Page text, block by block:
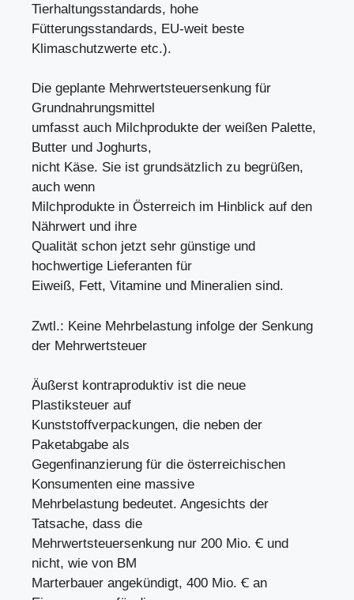
Tierhaltungsstandards, hohe
Fütterungsstandards, EU-weit beste
Klimaschutzwerte etc.).
Die geplante Mehrwertsteuersenkung für
Grundnahrungsmittel
umfasst auch Milchprodukte der weißen Palette,
Butter und Joghurts,
nicht Käse. Sie ist grundsätzlich zu begrüßen,
auch wenn
Milchprodukte in Österreich im Hinblick auf den
Nährwert und ihre
Qualität schon jetzt sehr günstige und
hochwertige Lieferanten für
Eiweiß, Fett, Vitamine und Mineralien sind.
Zwtl.: Keine Mehrbelastung infolge der Senkung
der Mehrwertsteuer
Äußerst kontraproduktiv ist die neue
Plastiksteuer auf
Kunststoffverpackungen, die neben der
Paketabgabe als
Gegenfinanzierung für die österreichischen
Konsumenten eine massive
Mehrbelastung bedeutet. Angesichts der
Tatsache, dass die
Mehrwertsteuersenkung nur 200 Mio. Ꞓ und
nicht, wie von BM
Marterbauer angekündigt, 400 Mio. Ꞓ an